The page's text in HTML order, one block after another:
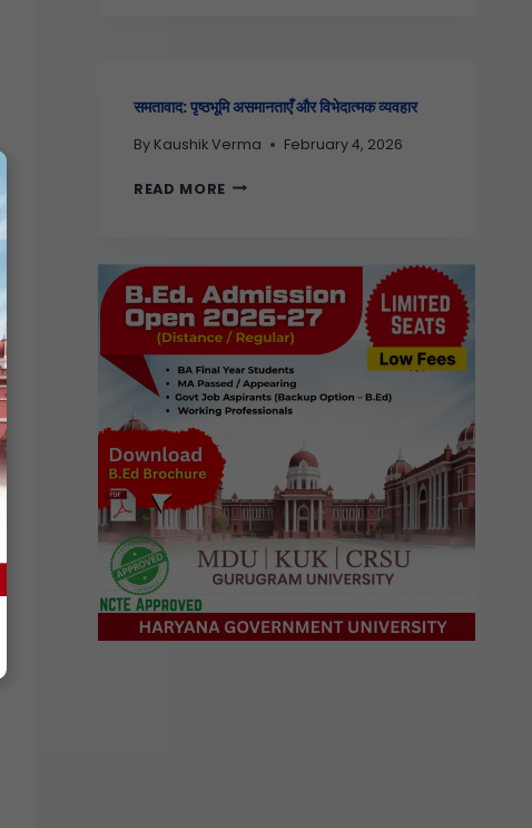
समतावाद: पृष्ठभूमि असमानताएँ और विभेदात्मक व्यवहार
By Kaushik Verma February 4, 2026
READ MORE